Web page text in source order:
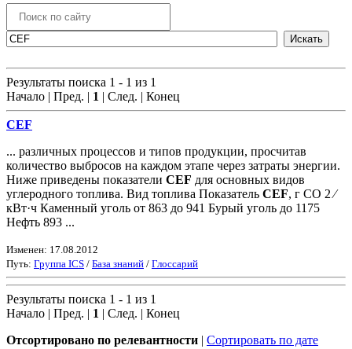
Результаты поиска 1 - 1 из 1
Начало | Пред. | 1 | След. | Конец
CEF
... различных процессов и типов продукции, просчитав
количество выбросов на каждом этапе через затраты энергии.
Ниже приведены показатели CEF для основных видов
углеродного топлива. Вид топлива Показатель CEF, г CO 2 ⁄
кВт·ч Каменный уголь от 863 до 941 Бурый уголь до 1175
Нефть 893 ...
Изменен: 17.08.2012
Путь: Группа ICS / База знаний / Глоссарий
Результаты поиска 1 - 1 из 1
Начало | Пред. | 1 | След. | Конец
Отсортировано по релевантности | Сортировать по дате